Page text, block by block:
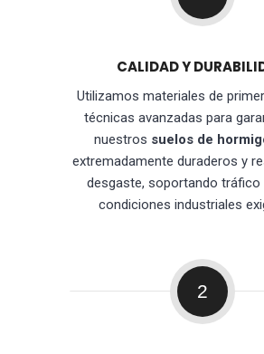
CALIDAD Y
Utilizamos materiales de
técnicas avanzadas para
nuestros suelos de
extremadamente duraderos y
desgaste, soportando tráfico
condiciones industriales
2